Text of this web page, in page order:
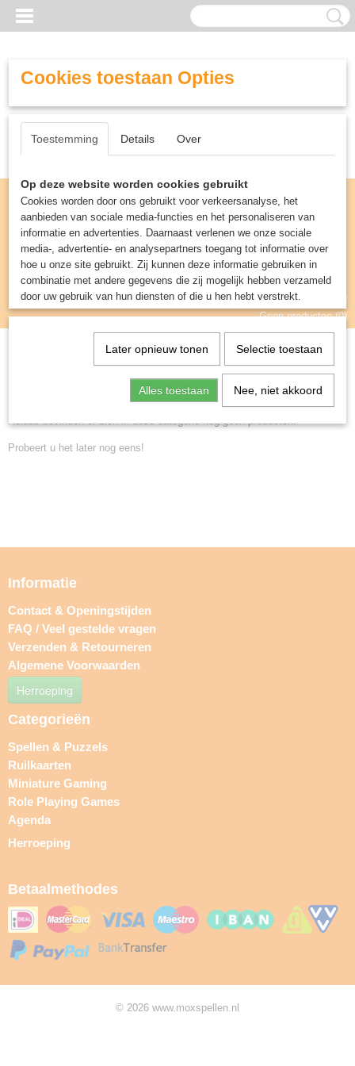
Inloggen Registreren
UW WINKELWAGEN
Geen producten(0)
Helaas bevinden er zich in deze categorie nog geen producten.
Probeert u het later nog eens!
Informatie
Contact & Openingstijden
FAQ / Veel gestelde vragen
Verzenden & Retourneren
Algemene Voorwaarden
Herroeping
Categorieën
Spellen & Puzzels
Ruilkaarten
Miniature Gaming
Role Playing Games
Agenda
Herroeping
Betaalmethodes
© 2026 www.moxspellen.nl
Cookies toestaan Opties
Toestemming Details Over
Op deze website worden cookies gebruikt
Cookies worden door ons gebruikt voor verkeersanalyse, het
aanbieden van sociale media-functies en het personaliseren van
informatie en advertenties. Daarnaast verlenen we onze sociale
media-, advertentie- en analysepartners toegang tot informatie over
hoe u onze site gebruikt. Zij kunnen deze informatie gebruiken in
combinatie met andere gegevens die zij mogelijk hebben verzameld
door uw gebruik van hun diensten of die u hen hebt verstrekt.
Later opnieuw tonen Selectie toestaan
Alles toestaan Nee, niet akkoord